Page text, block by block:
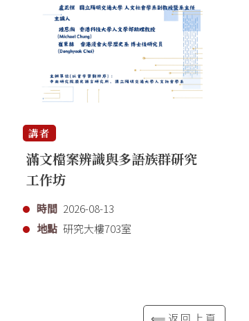
講者
滿文檔案辨識與多語族群研究
工作坊
時間 2026-08-13
地點 研究大樓703室
⟸返回上頁